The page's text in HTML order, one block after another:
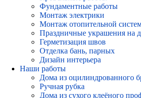
Фундаментные работы
Монтаж электрики
Монтаж отопительной
Праздничные украшения на
Герметизация швов
Отделка бань, парных
Дизайн интерьера
Наши работы
Дома из оцилиндрованного
Ручная рубка
Дома из сухого клеёного